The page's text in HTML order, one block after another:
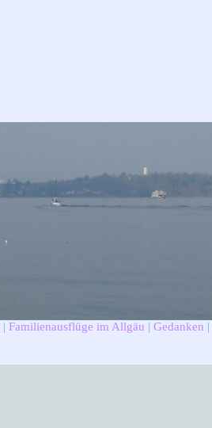
| Familienausflüge im Allgäu | Gedanken |